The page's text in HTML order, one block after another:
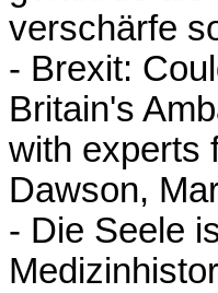
verschärfe
- Brexit:
Britain's
with experts
Dawson,
- Die Seele